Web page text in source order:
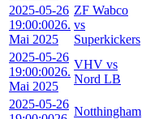
2025-05-26
19:00:0026.
Mai 2025
ZF Wabco
vs
Superkickers
2025-05-26
19:00:0026.
Mai 2025
VHV vs
Nord LB
2025-05-26
Notthingham